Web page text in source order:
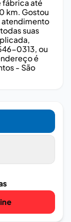
fábrica até
km. Gostou
atendimento
suas
0313, ou
é
- São